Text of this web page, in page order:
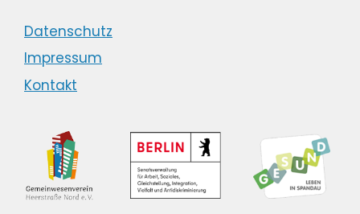
Datenschutz
Impressum
Kontakt